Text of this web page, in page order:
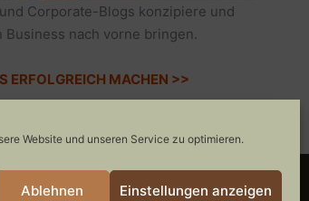
Website und unseren Service zu optimieren.
Ablehnen Einstellungen anzeigen
Corporate-Blogs konzipiere und
nach vorne bringen.
ERFOLGREICH MACHEN >>
GEWINNSPIELE